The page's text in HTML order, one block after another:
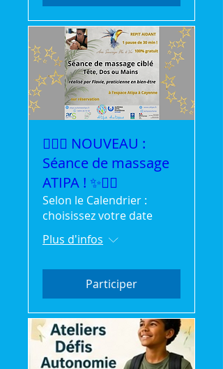
💆‍♀️✨ NOUVEAU :
Séance de massage
ATIPA ! ✨💆‍♂️
Selon le Calendrier :
choisissez votre date
Plus d'infos
Participer